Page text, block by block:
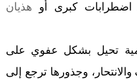
اضطرابات كبرى أو هذيان
تحيل بشكل عفوي على
وجذورها ترجع إلى